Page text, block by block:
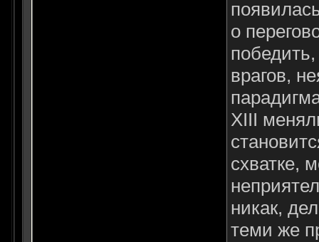
о
врагов,
XIII
схватке,
никак,
теми же